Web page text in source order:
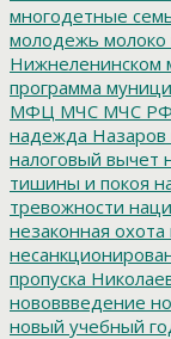
многодетные
молодежь молоко
Нижнеленинском
программа
МФЦ МЧС МЧС РФ
надежда Назаров
налоговый вычет
тишины и покоя
тревожности
незаконная охота
пропуска
нововвведение
новый учебный